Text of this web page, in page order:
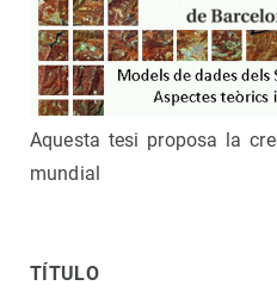
Aquesta tesi proposa la
mundial
TÍTULO